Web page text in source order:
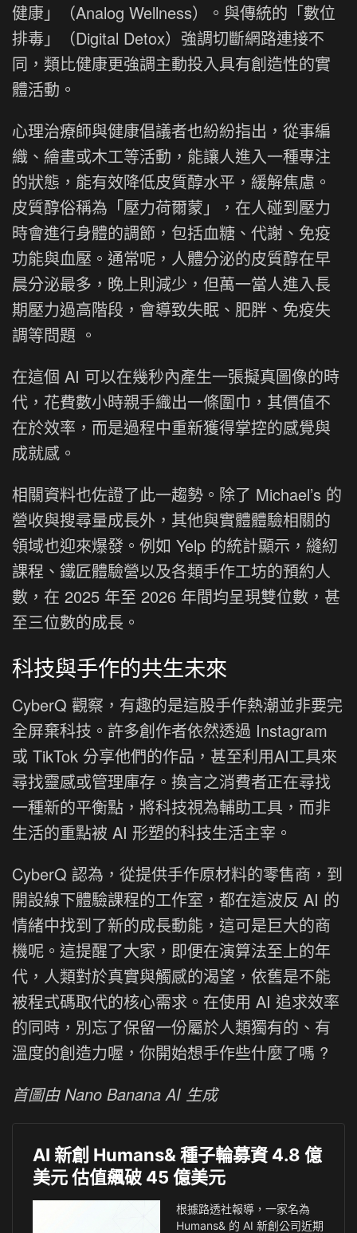
健康」（Analog Wellness）。與傳統的「數位
排毒」（Digital Detox）強調切斷網路連接不
同，類比健康更強調主動投入具有創造性的實
體活動。
心理治療師與健康倡議者也紛紛指出，從事編
織、繪畫或木工等活動，能讓人進入一種專注
的狀態，能有效降低皮質醇水平，緩解焦慮。
皮質醇俗稱為「壓力荷爾蒙」，在人碰到壓力
時會進行身體的調節，包括血糖、代謝、免疫
功能與血壓。通常呢，人體分泌的皮質醇在早
晨分泌最多，晚上則減少，但萬一當人進入長
期壓力過高階段，會導致失眠、肥胖、免疫失
調等問題 。
在這個 AI 可以在幾秒內產生一張擬真圖像的時
代，花費數小時親手織出一條圍巾，其價值不
在於效率，而是過程中重新獲得掌控的感覺與
成就感。
相關資料也佐證了此一趨勢。除了 Michael’s 的
營收與搜尋量成長外，其他與實體體驗相關的
領域也迎來爆發。例如 Yelp 的統計顯示，縫紉
課程、鐵匠體驗營以及各類手作工坊的預約人
數，在 2025 年至 2026 年間均呈現雙位數，甚
至三位數的成長。
科技與手作的共生未來
CyberQ 觀察，有趣的是這股手作熱潮並非要完
全屏棄科技。許多創作者依然透過 Instagram
或 TikTok 分享他們的作品，甚至利用AI工具來
尋找靈感或管理庫存。換言之消費者正在尋找
一種新的平衡點，將科技視為輔助工具，而非
生活的重點被 AI 形塑的科技生活主宰。
CyberQ 認為，從提供手作原材料的零售商，到
開設線下體驗課程的工作室，都在這波反 AI 的
情緒中找到了新的成長動能，這可是巨大的商
機呢。這提醒了大家，即便在演算法至上的年
代，人類對於真實與觸感的渴望，依舊是不能
被程式碼取代的核心需求。在使用 AI 追求效率
的同時，別忘了保留一份屬於人類獨有的、有
溫度的創造力喔，你開始想手作些什麼了嗎 ?
首圖由 Nano Banana AI 生成